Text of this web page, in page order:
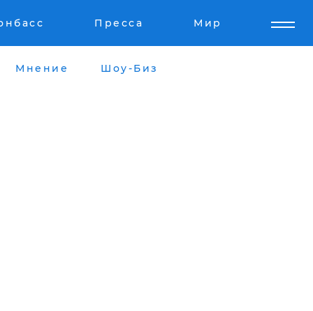
Пресса Мир
Мнение Шоу-Биз